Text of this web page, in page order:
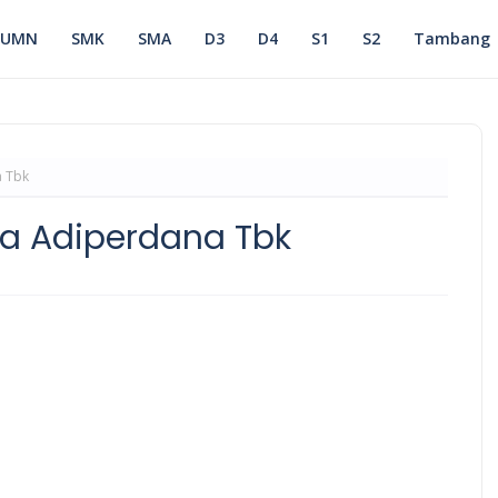
SMK SMA D3 D4 S1 S2 Tambang
Tbk
Adiperdana Tbk